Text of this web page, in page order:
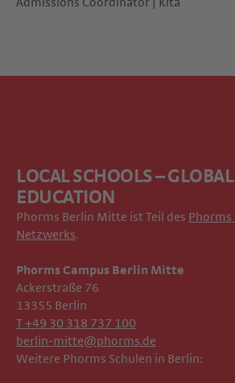
Admissions Coordinator | Kita
LOCAL SCHOOLS – GLOBAL
EDUCATION
Phorms Berlin Mitte ist Teil des Phorms
Netzwerks.
Phorms Campus Berlin Mitte
Ackerstraße 76
13355 Berlin
T +49 30 318 737 100
berlin-mitte@phorms.de
Weitere Phorms Schulen in Berlin: